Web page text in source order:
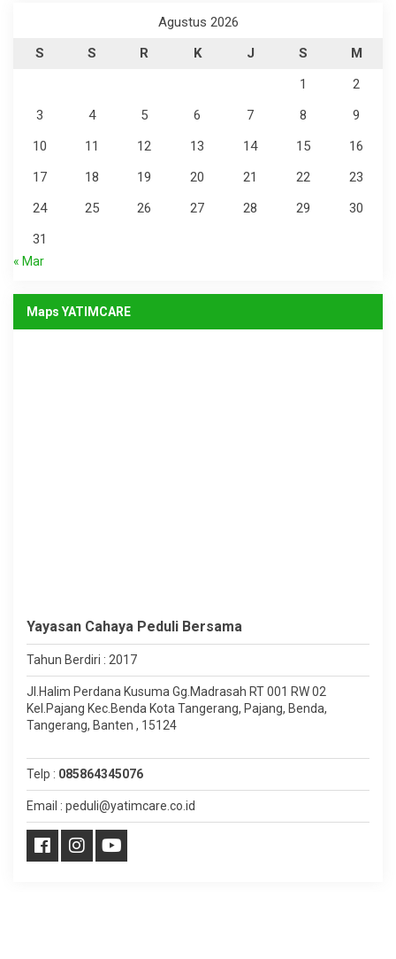
Agustus 2026
S
S R K J S
M
1
2
3
4 5 6 7 8
9
10
11 12 13 14 15
16
17
18 19 20 21 22
23
24
25 26 27 28 29
30
31
« Mar
Maps YATIMCARE
Yayasan Cahaya Peduli Bersama
Tahun Berdiri : 2017
Jl.Halim Perdana Kusuma Gg.Madrasah RT 001 RW 02
Kel.Pajang Kec.Benda Kota Tangerang, Pajang, Benda,
Tangerang, Banten , 15124
Telp : 085864345076
Email : peduli@yatimcare.co.id